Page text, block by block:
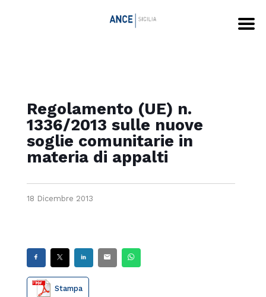
Regolamento (UE) n.
1336/2013 sulle nuove
soglie comunitarie in
materia di appalti
18 Dicembre 2013
Stampa